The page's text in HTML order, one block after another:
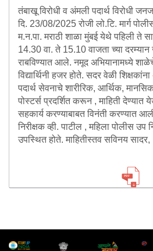
Licensing Unit
Citizen Wall
Information of
Safety Tips
DCP Visits
Help Us
Tenders
FAQ
Police
Police Foundation
Press Release
Crime Review
तंबाखू विरोधी व अंमली पदार्थ विरोधी
दि. 23/08/2025 रोजी लो.टि. मार्ग
म.न.पा. मराठी शाळा मुंबई येथे पहिली ते
14.30 वा. ते 15.10 वाजता च्या
राबविण्यात आले. नमूद अभियानामध्ये शाळेचे
विद्यार्थिनी हजर होते. सदर वेळी
पदार्थ सेवनाचे शारीरिक, आर्थिक, मानसिक
पोस्टर्स प्रदर्शित करून , माहिती
सहकार्य करण्याबाबत विनंती करण्यात
निरीक्षक व्ही. पाटील , महिला पोलीस उप
उपस्थित होते. माहितीस्तव सविनय सादर,